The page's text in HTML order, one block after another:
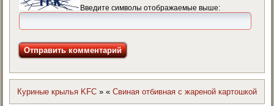
Введите символы отображаемые выше:
Куриные крылья KFC » « Свиная отбивная с жареной картошкой